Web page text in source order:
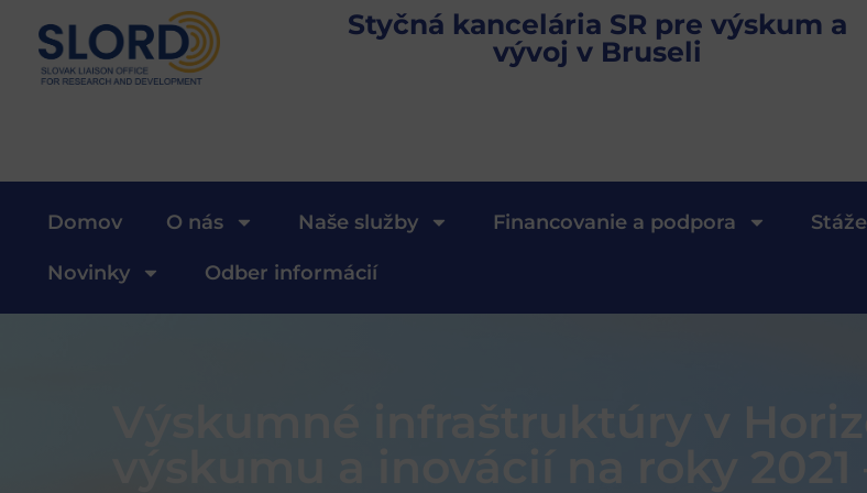
Styčná kancelária SR pre výskum a
vývoj v Bruseli
Domov O nás Naše služby Financovanie a podpora
Novinky Odber informácií
Výskumné infraštruktúry v
výskumu a inovácií na roky 2021